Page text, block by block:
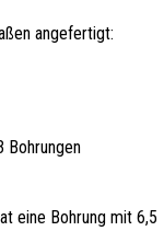
angefertigt:
Bohrungen
eine Bohrung mit 6,5